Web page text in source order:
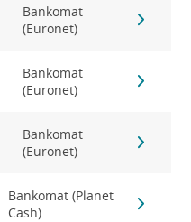
Bankomat
(Euronet)
Bankomat
(Euronet)
Bankomat
(Euronet)
Bankomat (Planet
Cash)